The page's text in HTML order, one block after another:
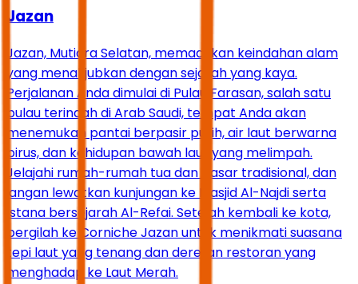
Jazan
Jazan, Mutiara Selatan, memadukan keindahan alam
yang menakjubkan dengan sejarah yang kaya.
Perjalanan Anda dimulai di Pulau Farasan, salah satu
pulau terindah di Arab Saudi, tempat Anda akan
menemukan pantai berpasir putih, air laut berwarna
pirus, dan kehidupan bawah laut yang melimpah.
Jelajahi rumah-rumah tua dan pasar tradisional, dan
jangan lewatkan kunjungan ke Masjid Al-Najdi serta
Istana bersejarah Al-Refai. Setelah kembali ke kota,
pergilah ke Corniche Jazan untuk menikmati suasana
tepi laut yang tenang dan deretan restoran yang
menghadap ke Laut Merah.